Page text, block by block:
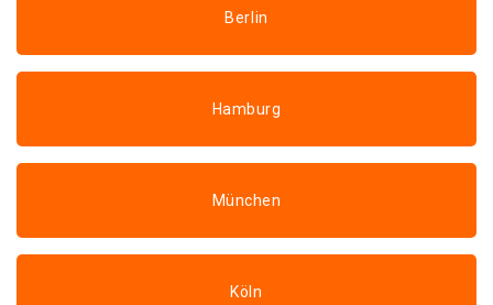
Berlin
Hamburg
München
Köln